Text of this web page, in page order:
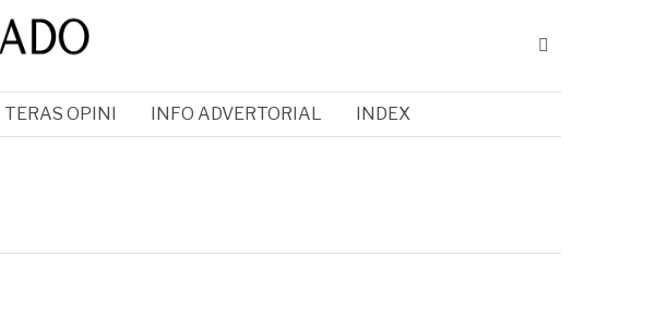
TERAS OPINI INFO ADVERTORIAL INDEX